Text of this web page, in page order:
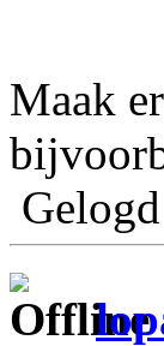
Maak
Gelogd